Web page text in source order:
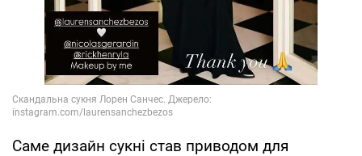
Саме дизайн сукні став приводом для